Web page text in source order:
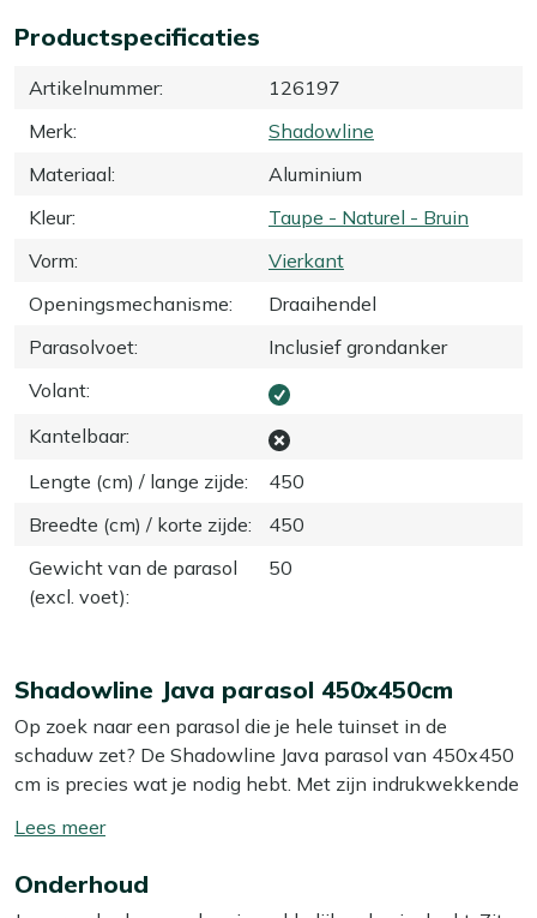
Productspecificaties
Artikelnummer:
126197
Merk:
Shadowline
Materiaal:
Aluminium
Kleur:
Taupe - Naturel - Bruin
Vorm:
Vierkant
Openingsmechanisme:
Draaihendel
Parasolvoet:
Inclusief grondanker
Volant:
Kantelbaar:
Lengte (cm) / lange zijde:
450
Breedte (cm) / korte zijde:
450
Gewicht van de parasol
(excl. voet):
50
Shadowline Java parasol 450x450cm
Op zoek naar een parasol die je hele tuinset in de
schaduw zet? De Shadowline Java parasol van 450x450
cm is precies wat je nodig hebt. Met zijn indrukwekkende
groep, ideaal voor een gezellige barbecue of een
stijlvolle taupe doek voegt een vleugje elegantie toe aan
Toon/verberg
meer
Onderhoud